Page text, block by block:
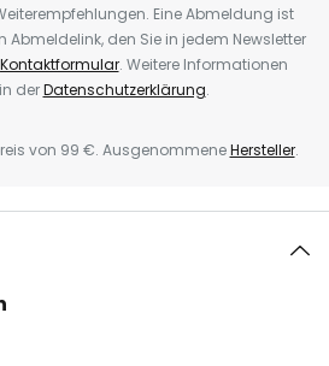
Eine Abmeldung ist
den Sie in jedem Newsletter
Kontaktformular. Weitere Informationen
derDatenschutzerklärung.
von 99 €. AusgenommeneHersteller.